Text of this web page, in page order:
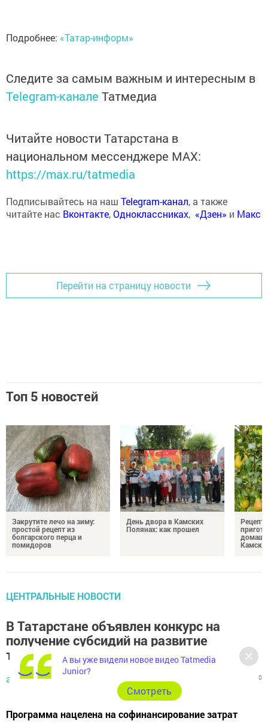
Подробнее: «Татар-информ»
Следите за самым важным и интересным в
Telegram-канале Татмедиа
Читайте новости Татарстана в
национальном мессенджере MАХ:
https://max.ru/tatmedia
Подписывайтесь на наш Telegram-канал, а также
читайте нас Вконтакте,Одноклассниках, «Дзен» и Макс
Перейти на страницу новости
Топ 5 новостей
Закрутите лечо на зиму:
простой рецепт из
болгарского перца и
помидоров
День двора в Камских
Полянах: как прошел
ЦЕНТРАЛЬНЫЕ НОВОСТИ
В Татарстане объявлен конкурс на
получение субсидий на развитие
туризма
admin, 2 сентября 2025 - 13:36 0
Программа нацелена на софинансирование затрат
А вы уже видели новое видео Tatmedia
Junior?
Cмотреть